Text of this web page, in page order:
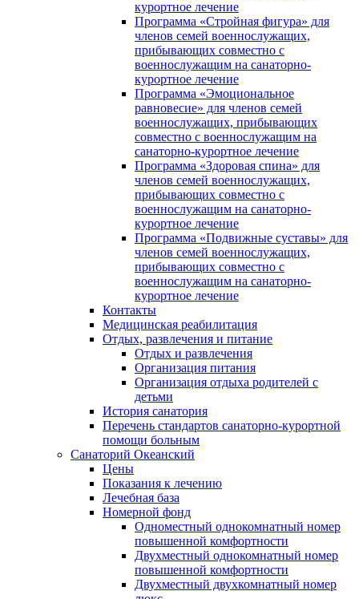
курортное лечение
Программа «Стройная фигура» для
членов семей военнослужащих,
прибывающих совместно с
военнослужащим на санаторно-
курортное лечение
Программа «Эмоциональное
равновесие» для членов семей
военнослужащих, прибывающих
совместно с военнослужащим на
санаторно-курортное лечение
Программа «Здоровая спина» для
членов семей военнослужащих,
прибывающих совместно с
военнослужащим на санаторно-
курортное лечение
Программа «Подвижные суставы» для
членов семей военнослужащих,
прибывающих совместно с
военнослужащим на санаторно-
курортное лечение
Контакты
Медицинская реабилитация
Отдых, развлечения и питание
Отдых и развлечения
Организация питания
Организация отдыха родителей с
детьми
История санатория
Перечень стандартов санаторно-курортной
помощи больным
Санаторий Океанский
Цены
Показания к лечению
Лечебная база
Номерной фонд
Одноместный однокомнатный номер
повышенной комфортности
Двухместный однокомнатный номер
повышенной комфортности
Двухместный двухкомнатный номер